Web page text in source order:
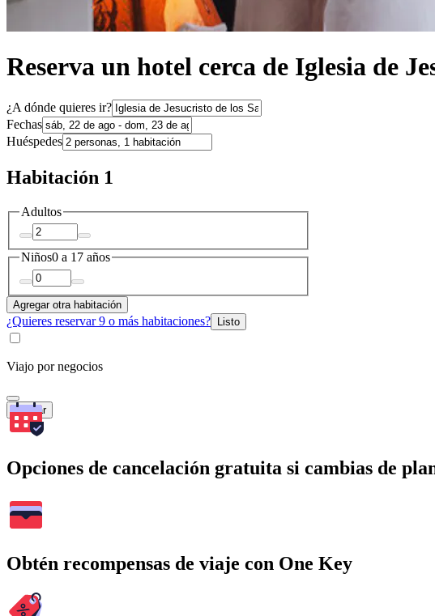
Reserva un hotel cerca de Iglesia de
¿A dónde quieres ir?
Fechas
Huéspedes
Habitación 1
Adultos
Niños0 a 17 años
Agregar otra habitación
¿Quieres reservar 9 o más habitaciones? Listo
Viajo por negocios
Buscar
Opciones de cancelación gratuita si cambias de
Obtén recompensas de viaje con One Key